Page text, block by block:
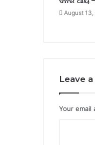
August
Leave
Your email